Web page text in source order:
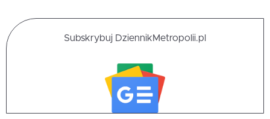
Subskrybuj DziennikMetropolii.pl